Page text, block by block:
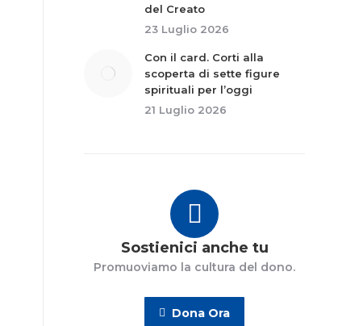
del Creato
23 Luglio 2026
Con il card. Corti alla
scoperta di sette figure
spirituali per l’oggi
21 Luglio 2026
Sostienici anche tu
Promuoviamo la cultura del dono.
Dona Ora